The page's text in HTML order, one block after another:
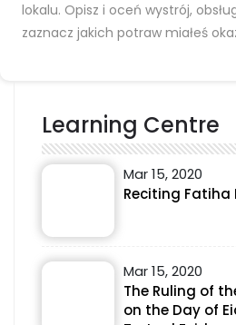
lokalu. Opisz i oceń wystrój,
zaznacz jakich potraw miałeś
Learning Centre
Mar 15, 2020
Reciting Fatiha
Mar 15, 2020
The Ruling of
on the Day of